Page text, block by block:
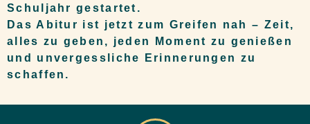
Schuljahr gestartet.
Das Abitur ist jetzt zum Greifen nah – Zeit,
alles zu geben, jeden Moment zu genießen
und unvergessliche Erinnerungen zu
schaffen.